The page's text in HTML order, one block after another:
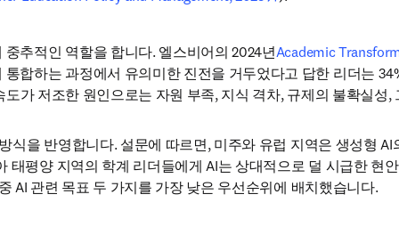
추적인 역할을 합니다. 엘스비어의 2024년Academic
합하는 과정에서 유의미한 진전을 거두었다고 답한 리더는
도가 저조한 원인으로는 자원 부족, 지식 격차, 규제의 불확실성
식을 반영합니다. 설문에 따르면, 미주와 유럽 지역은 생성형
평양 지역의 학계 리더들에게 AI는 상대적으로 덜 시급한 현
AI 관련 목표 두 가지를 가장 낮은 우선순위에 배치했습니다.